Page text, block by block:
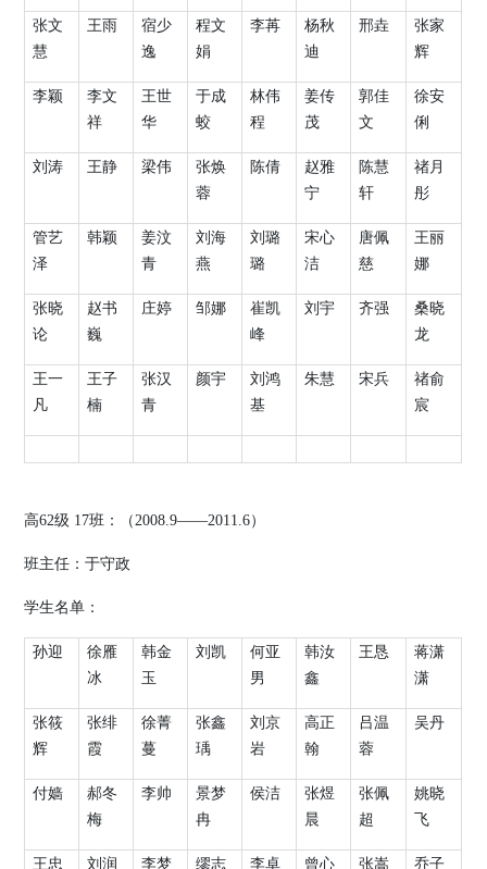
张文
慧
王雨
宿少
逸
程文
娟
李苒
杨秋
迪
邢垚
张家
辉
李颖
李文
祥
王世
华
于成
蛟
林伟
程
姜传
茂
郭佳
文
徐安
俐
刘涛 王静 梁伟
张焕
蓉
陈倩
赵雅
宁
陈慧
轩
禇月
彤
管艺
泽
韩颖
姜汶
青
刘海
燕
刘璐
璐
宋心
洁
唐佩
慈
王丽
娜
张晓
论
赵书
巍
庄婷 邹娜
崔凯
峰
刘宇 齐强
桑晓
龙
王一
凡
王子
楠
张汉
青
颜宇
刘鸿
基
朱慧 宋兵
禇俞
宸
高62级 17班：（2008.9——2011.6）
班主任：于守政
学生名单：
孙迎
徐雁
冰
韩金
玉
刘凯
何亚
男
韩汝
鑫
王恳
蒋潇
潇
张筱
辉
张绯
霞
徐菁
蔓
张鑫
瑀
刘京
岩
高正
翰
吕温
蓉
吴丹
付嫱
郝冬
梅
李帅
景梦
冉
侯洁
张煜
晨
张佩
超
姚晓
飞
王忠 刘润 李梦 缪志 李卓 曾心 张嵩 乔子